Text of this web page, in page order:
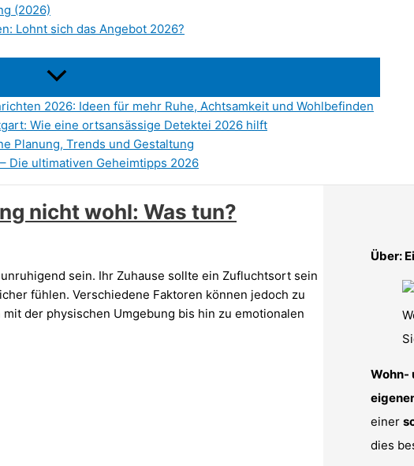
(2026)
Lohnt sich das Angebot 2026?
2026: Ideen für mehr Ruhe, Achtsamkeit und Wohlbefinden
Wie eine ortsansässige Detektei 2026 hilft
Planung, Trends und Gestaltung
Die ultimativen Geheimtipps 2026
nicht wohl: Was tun?
sein. Ihr Zuhause sollte ein Zufluchtsort sein
fühlen. Verschiedene Faktoren können jedoch zu
der physischen Umgebung bis hin zu emotionalen
Über:
Wohn-
einer
dies